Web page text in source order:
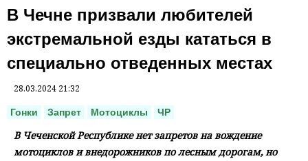
В Чечне призвали любителей
экстремальной езды кататься в
специально отведенных местах
28.03.2024 21:32
Гонки Запрет Мотоциклы ЧР
В Чеченской Республике нет запретов на вождение
мотоциклов и внедорожников по лесным дорогам, но